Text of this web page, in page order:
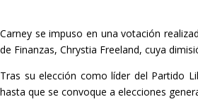
Carney se impuso en una votación
de Finanzas, Chrystia Freeland, cuya
Tras su elección como líder del Partido
hasta que se convoque a elecciones